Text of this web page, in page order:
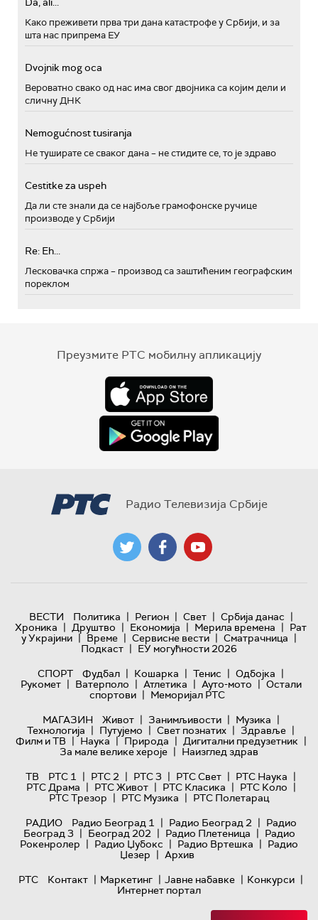
Како преживети прва три дана катастрофе у Србији, и за
шта нас припрема ЕУ
Dvojnik mog oca
Вероватно свако од нас има свог двојника са којим дели и
сличну ДНК
Nemogućnost tusiranja
Не туширате се сваког дана – не стидите се, то је здраво
Cestitke za uspeh
Да ли сте знали да се најбоље грамофонске ручице
производе у Србији
Re: Eh...
Лесковачка спржа – производ са заштићеним географским
пореклом
Преузмите РТС мобилну апликацију
Радио Телевизија Србије
ВЕСТИ Политика | Регион | Свет | Србија данас |
Хроника | Друштво | Економија | Мерила времена | Рат
у Украјини | Време | Сервисне вести | Сматрачница |
Подкаст | ЕУ могућности 2026
СПОРТ
Фудбал | Кошарка | Тенис | Одбојка |
Рукомет | Ватерполо | Атлетика | Ауто-мото | Остали
спортови | Меморијал РТС
МАГАЗИН
Живот | Занимљивости | Музика |
Технологијa | Путујемо | Свет познатих | Здравље |
Филм и ТВ | Наука | Природа | Дигитални предузетник |
За мале велике хероје | Наизглед здрав
ТВ
РТС 1 | РТС 2 | РТС 3 | РТС Свет | РТС Наука |
РТС Драма | РТС Живот | РТС Класика | РТС Коло |
РТС Трезор | РТС Музика | РТС Полетарац
РАДИО
Радио Београд 1 | Радио Београд 2 | Радио
Београд 3 | Београд 202 | Радио Плетеница | Радио
Рокенролер | Радио Џубокс | Радио Вртешка | Радио
Џезер | Архив
РТС
Контакт | Маркетинг | Јавне набавке | Конкурси |
Интернет портал